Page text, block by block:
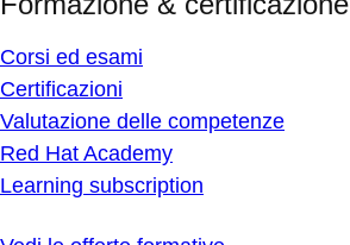
Corsi ed esami
Certificazioni
Valutazione delle competenze
Red Hat Academy
Learning subscription